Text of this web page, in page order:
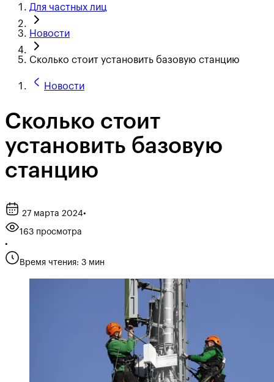
Для частных лиц
Новости
Сколько стоит установить базовую станцию
Новости
Сколько стоит
установить базовую
станцию
27 марта 2024•
163 просмотра
•
Время чтения: 3 мин